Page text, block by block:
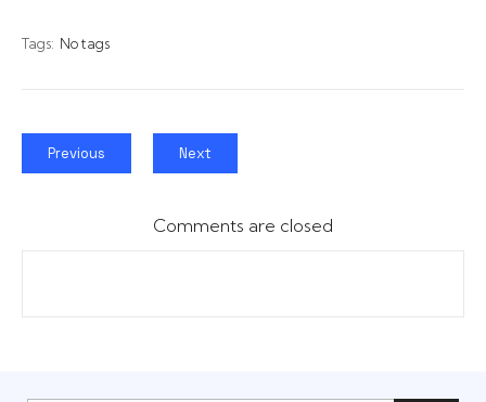
Tags: No tags
Previous Next
Comments are closed